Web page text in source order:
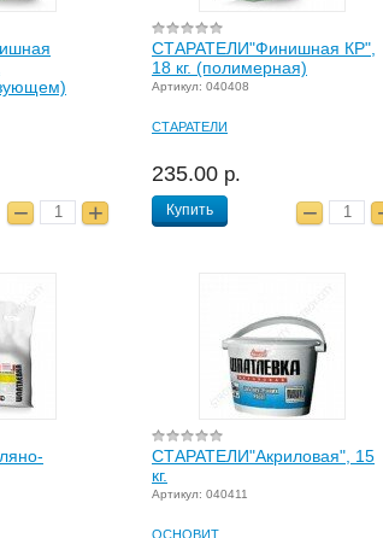
СТАРАТЕЛИ"Финишная КР",
18 кг. (полимерная)
Артикул: 040408
СТАРАТЕЛИ
235.00 р.
Купить
СТАРАТЕЛИ"Акриловая", 15
кг.
Артикул: 040411
ОСНОВИТ